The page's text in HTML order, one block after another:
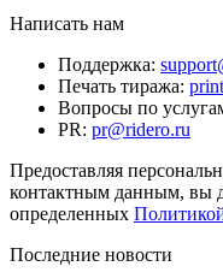
Написать нам
Поддержка:
Печать тиража:
Вопросы по
PR: pr@ridero.ru
Предоставляя
контактным данным, вы
определенных
Последние новости